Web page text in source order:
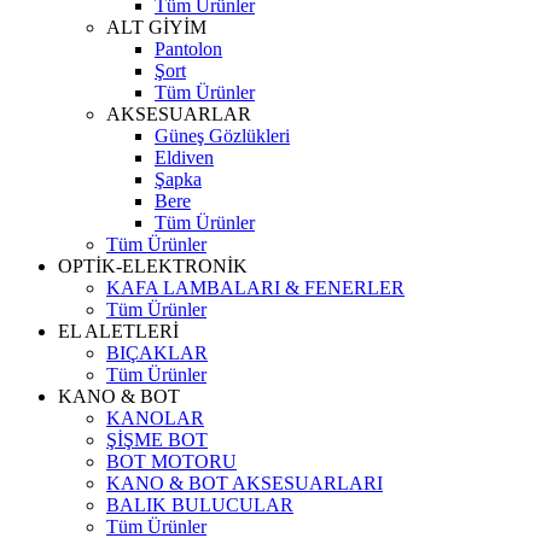
Tüm Ürünler
ALT GİYİM
Pantolon
Şort
Tüm Ürünler
AKSESUARLAR
Güneş Gözlükleri
Eldiven
Şapka
Bere
Tüm Ürünler
Tüm Ürünler
OPTİK-ELEKTRONİK
KAFA LAMBALARI & FENERLER
Tüm Ürünler
EL ALETLERİ
BIÇAKLAR
Tüm Ürünler
KANO & BOT
KANOLAR
ŞİŞME BOT
BOT MOTORU
KANO & BOT AKSESUARLARI
BALIK BULUCULAR
Tüm Ürünler